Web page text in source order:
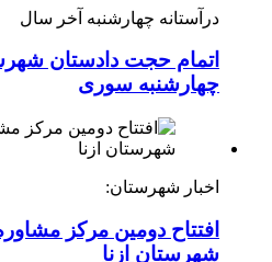
درآستانه چهارشنبه آخر سال
اتمام حجت دادستان
چهارشنبه ‌سوری
اخبار شهرستان:
افتتاح دومین مرکز
شهرستان ازنا